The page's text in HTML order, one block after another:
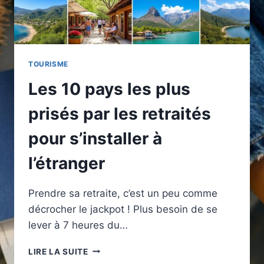
TOURISME
Les 10 pays les plus
prisés par les retraités
pour s’installer à
l’étranger
Prendre sa retraite, c’est un peu comme
décrocher le jackpot ! Plus besoin de se
lever à 7 heures du…
LIRE LA SUITELES